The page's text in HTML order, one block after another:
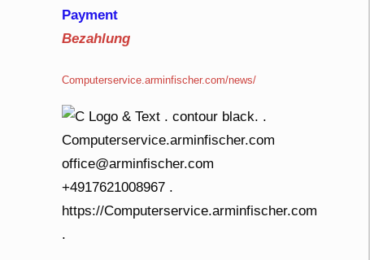
Payment
Bezahlung
Computerservice.arminfischer.com/news/